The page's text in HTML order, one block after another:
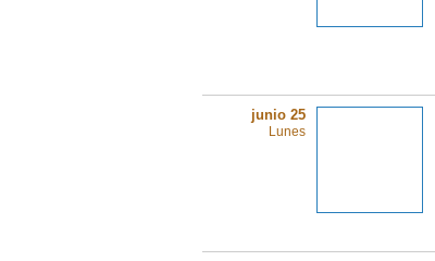
junio 25
Lunes